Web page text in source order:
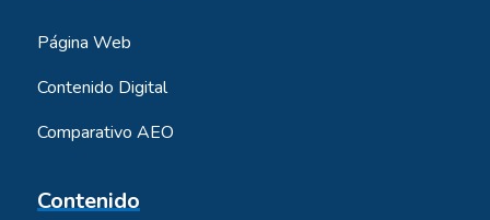
Página Web
Contenido Digital
Comparativo AEO
Contenido